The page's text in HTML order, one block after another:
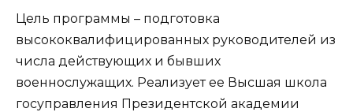
Цель программы – подготовка
высококвалифицированных руководителей из
числа действующих и бывших
военнослужащих. Реализует ее Высшая школа
госуправления Президентской академии